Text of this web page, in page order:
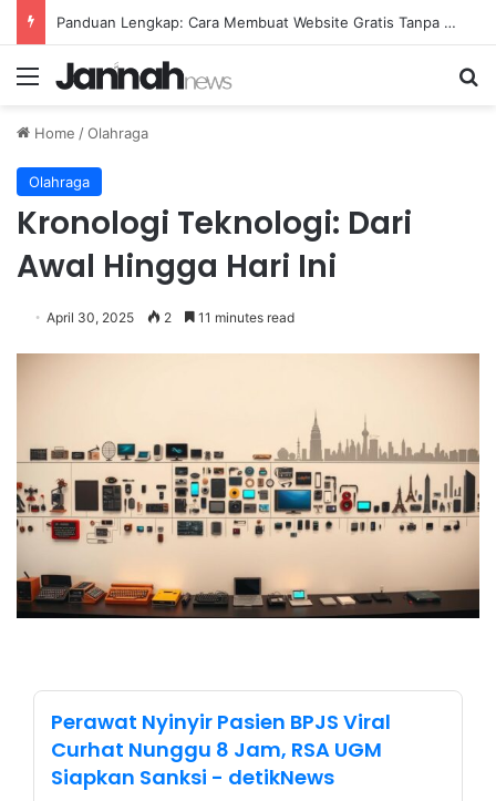
Panduan Lengkap: Cara Membuat Website Gratis Tanpa Coding
Menu
Home /Olahraga
Olahraga
Kronologi Teknologi: Dari
Awal Hingga Hari Ini
April 30, 2025 2 11 minutes read
Perawat Nyinyir Pasien BPJS Viral
Curhat Nunggu 8 Jam, RSA UGM
Siapkan Sanksi - detikNews